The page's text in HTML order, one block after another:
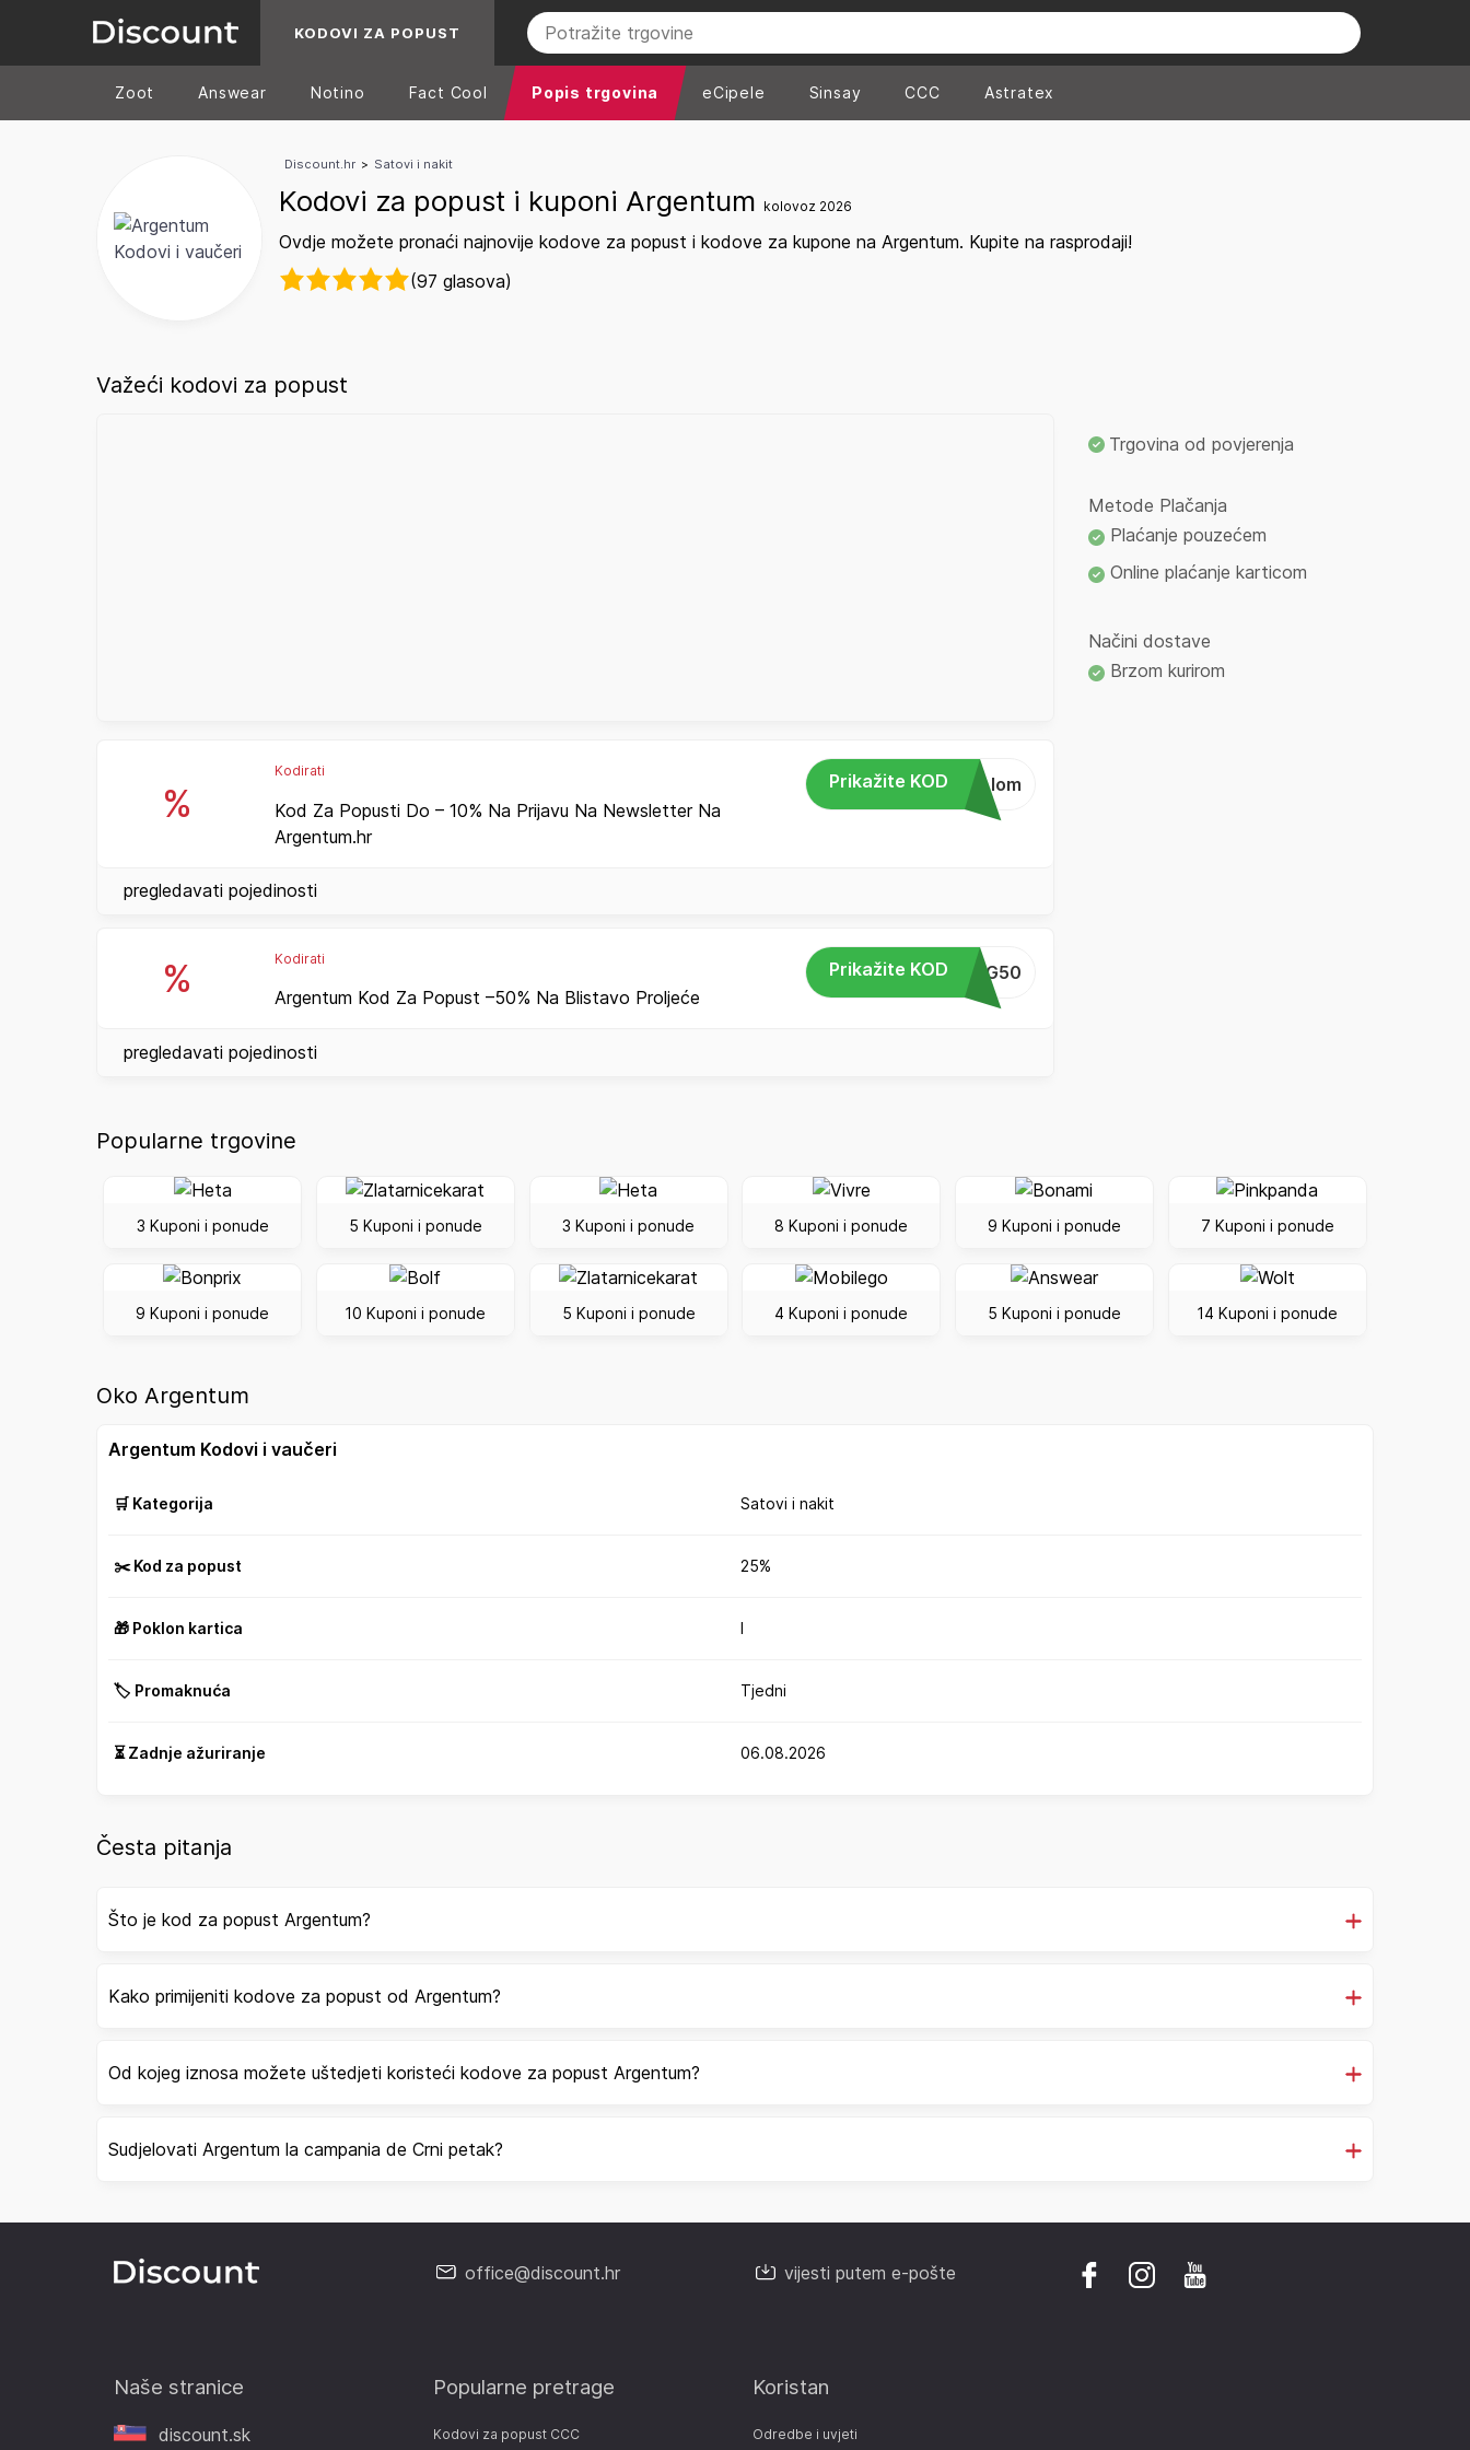
KODOVI ZA POPUST
Zoot Answear Notino Fact Cool Popis trgovina eCipele Sinsay CCC Astratex
Discount.hr > Satovi i nakit
Kodovi za popust i kuponi Argentum kolovoz 2026
Ovdje možete pronaći najnovije kodove za popust i kodove za kupone na Argentum. Kupite na rasprodaji!
(97 glasova)
Važeći kodovi za popust
%
Kodirati
Kod Za Popusti Do – 10% Na Prijavu Na Newsletter Na
Argentum.hr
Prikažite KOD ...lom
pregledavati pojedinosti
% Kodirati
Argentum Kod Za Popust –50% Na Blistavo Proljeće
Prikažite KOD ...G50
pregledavati pojedinosti
Trgovina od povjerenja
Metode Plačanja
Plaćanje pouzećem
Online plaćanje karticom
Načini dostave
Brzom kurirom
Popularne trgovine
3 Kuponi i ponude 5 Kuponi i ponude 3 Kuponi i ponude 8 Kuponi i ponude 9 Kuponi i ponude 7 Kuponi i ponude
9 Kuponi i ponude 10 Kuponi i ponude 5 Kuponi i ponude 4 Kuponi i ponude 5 Kuponi i ponude 14 Kuponi i ponude
Oko Argentum
Argentum Kodovi i vaučeri
🛒 Kategorija Satovi i nakit
✂️ Kod za popust 25%
🎁 Poklon kartica I
🏷️ Promaknuća Tjedni
⏳ Zadnje ažuriranje 06.08.2026
Česta pitanja
Što je kod za popust Argentum?
Kako primijeniti kodove za popust od Argentum?
Od kojeg iznosa možete uštedjeti koristeći kodove za popust Argentum?
Sudjelovati Argentum la campania de Crni petak?
office@discount.hr vijesti putem e-pošte
Naše stranice
discount.sk
Popularne pretrage
Kodovi za popust CCC
Koristan
Odredbe i uvjeti